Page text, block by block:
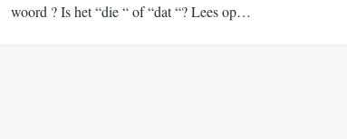
woord ? Is het “die “ of “dat “? Lees op…